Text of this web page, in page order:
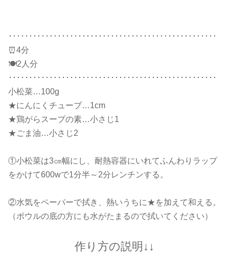
･･･････････････････････････････････････････････････
⏰4分
🍽2人分
･･･････････････････････････････････････････････････
小松菜…100g
★にんにくチューブ…1cm
★鶏がらスープの素…小さじ1
★ごま油…小さじ2
①小松菜は3㎝幅にし、耐熱容器にいれてふんわりラップ
をかけて600wで1分半～2分レンチンする。
②水気をペーパーで拭き、熱いうちに★を加えて和える。
（ボウルの底の方にも水がたまるので拭いてください）
作り方の説明↓↓